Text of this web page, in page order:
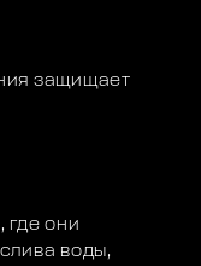
защищает
где они
воды,